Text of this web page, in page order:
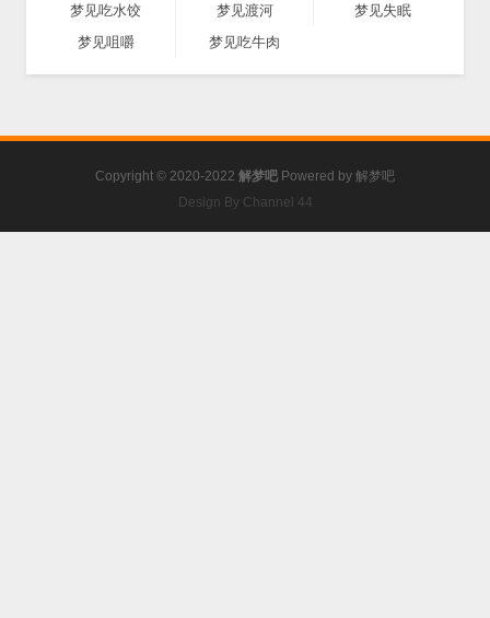
梦见吃水饺
梦见渡河
梦见失眠
梦见咀嚼
梦见吃牛肉
Copyright © 2020-2022 解梦吧 Powered by 解梦吧
Design By Channel 44